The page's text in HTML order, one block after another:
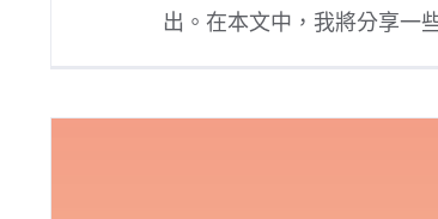
出。在本文中，我將分享一